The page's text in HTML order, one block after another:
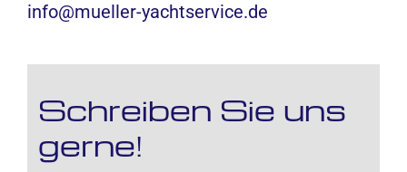
info@mueller-yachtservice.de
Schreiben Sie uns
gerne!